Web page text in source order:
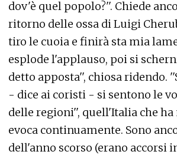
dov'è quel popolo?''. Chiede
ritorno delle ossa di Luigi
tiro le cuoia e finirà sta mia
esplode l'applauso, poi si
detto apposta'', chiosa ridendo.
- dice ai coristi - si sentono le
delle regioni'', quell'Italia che ha
evoca continuamente. Sono
dell'anno scorso (erano accorsi